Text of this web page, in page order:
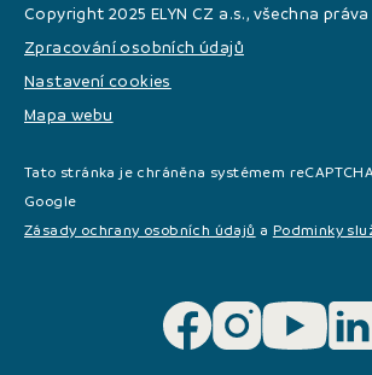
Copyright 2025 ELYN CZ a.s., všechna
Zpracování osobních údajů
Nastavení cookies
Mapa webu
Tato stránka je chráněna systémem
Google
Zásady ochrany osobních údajů a Podminky